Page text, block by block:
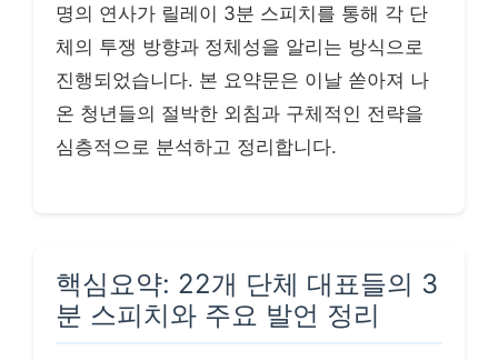
명의 연사가 릴레이 3분 스피치를 통해 각 단
체의 투쟁 방향과 정체성을 알리는 방식으로
진행되었습니다. 본 요약문은 이날 쏟아져 나
온 청년들의 절박한 외침과 구체적인 전략을
심층적으로 분석하고 정리합니다.
핵심요약: 22개 단체 대표들의 3
분 스피치와 주요 발언 정리